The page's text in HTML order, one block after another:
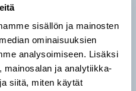
sisällön ja mainosten
ominaisuuksien
analysoimiseen. Lisäksi
mainosalan ja analytiikka-
siitä, miten käytät
tikat ovat erilaisten
ja pallot, joiden
kelpaavat
ja
aikoina yleistynyt